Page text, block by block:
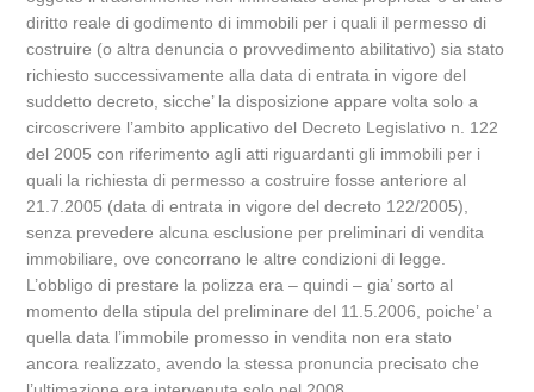
diritto reale di godimento di immobili per i quali il permesso di
costruire (o altra denuncia o provvedimento abilitativo) sia stato
richiesto successivamente alla data di entrata in vigore del
suddetto decreto, sicche’ la disposizione appare volta solo a
circoscrivere l’ambito applicativo del Decreto Legislativo n. 122
del 2005 con riferimento agli atti riguardanti gli immobili per i
quali la richiesta di permesso a costruire fosse anteriore al
21.7.2005 (data di entrata in vigore del decreto 122/2005),
senza prevedere alcuna esclusione per preliminari di vendita
immobiliare, ove concorrano le altre condizioni di legge.
L’obbligo di prestare la polizza era – quindi – gia’ sorto al
momento della stipula del preliminare del 11.5.2006, poiche’ a
quella data l’immobile promesso in vendita non era stato
ancora realizzato, avendo la stessa pronuncia precisato che